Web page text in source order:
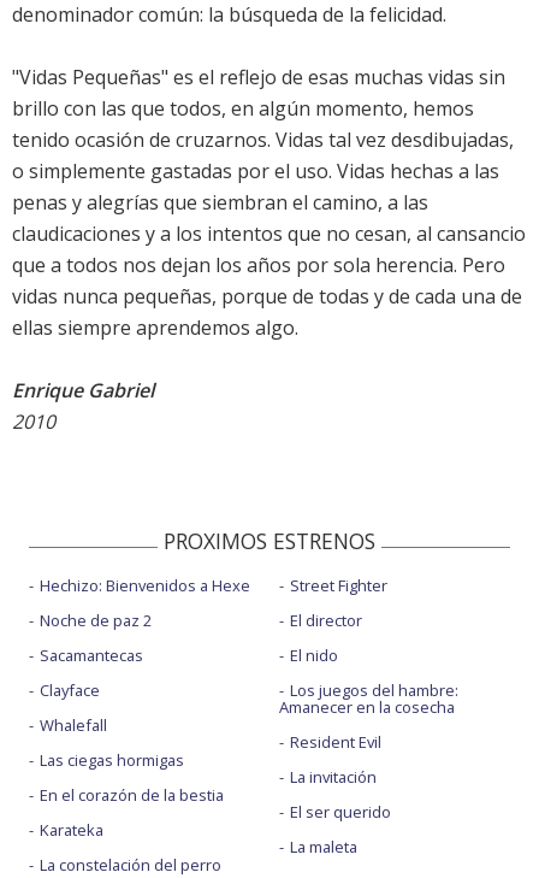
denominador común: la búsqueda de la felicidad.
"Vidas Pequeñas" es el reflejo de esas muchas vidas sin
brillo con las que todos, en algún momento, hemos
tenido ocasión de cruzarnos. Vidas tal vez desdibujadas,
o simplemente gastadas por el uso. Vidas hechas a las
penas y alegrías que siembran el camino, a las
claudicaciones y a los intentos que no cesan, al cansancio
que a todos nos dejan los años por sola herencia. Pero
vidas nunca pequeñas, porque de todas y de cada una de
ellas siempre aprendemos algo.
Enrique Gabriel
2010
PROXIMOS ESTRENOS
Hechizo: Bienvenidos a Hexe
Noche de paz 2
Sacamantecas
Clayface
Whalefall
Las ciegas hormigas
En el corazón de la bestia
Karateka
La constelación del perro
Street Fighter
El director
El nido
Los juegos del hambre:
Amanecer en la cosecha
Resident Evil
La invitación
El ser querido
La maleta